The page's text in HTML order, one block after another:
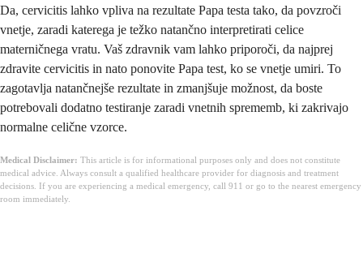
Da, cervicitis lahko vpliva na rezultate Papa testa tako, da povzroči
vnetje, zaradi katerega je težko natančno interpretirati celice
materničnega vratu. Vaš zdravnik vam lahko priporoči, da najprej
zdravite cervicitis in nato ponovite Papa test, ko se vnetje umiri. To
zagotavlja natančnejše rezultate in zmanjšuje možnost, da boste
potrebovali dodatno testiranje zaradi vnetnih sprememb, ki zakrivajo
normalne celične vzorce.
Medical Disclaimer: This article is for informational purposes only and does not constitute
medical advice. Always consult a qualified healthcare provider for diagnosis and treatment
decisions. If you are experiencing a medical emergency, call 911 or go to the nearest emergency
room immediately.